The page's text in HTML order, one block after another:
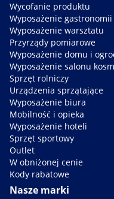
Wycofanie produktu
Wyposażenie gastronomii
Wyposażenie warsztatu
Przyrządy pomiarowe
Wyposażenie domu i
Wyposażenie salonu
Sprzęt rolniczy
Urządzenia sprzątające
Wyposażenie biura
Mobilność i opieka
Wyposażenie hoteli
Sprzęt sportowy
Outlet
W obniżonej cenie
Kody rabatowe
Nasze marki